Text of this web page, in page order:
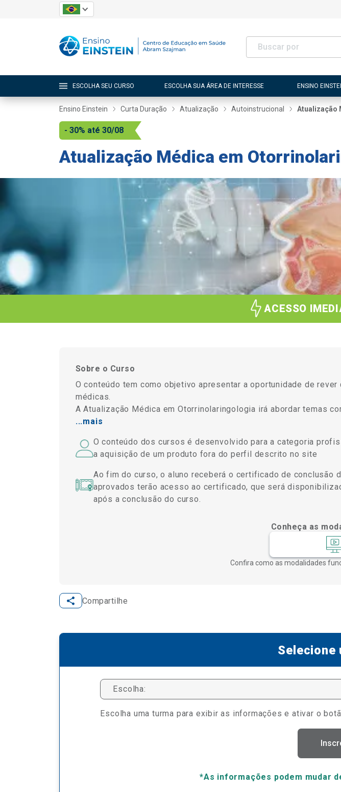
ESCOLHA SEU CURSO ESCOLHA SUA ÁREA DE INTERESSE ENSINO
Ensino Einstein Curta Duração Atualização Autoinstrucional Atualização
- 30% até 30/08
Atualização Médica em
ACESSO
Sobre o Curso
O conteúdo tem como objetivo apresentar a oportunidade de
médicas.
A Atualização Médica em Otorrinolaringologia irá abordar temas
...mais
O conteúdo dos cursos é desenvolvido para a categoria
a aquisição de um produto fora do perfil descrito no site
Ao fim do curso, o aluno receberá o certificado de conclusão
aprovados terão acesso ao certificado, que será
após a conclusão do curso.
Conheça as
Confira como as modalidades
Compartilhe
Selecione
Escolha:
Escolha uma turma para exibir as informações e ativar o
*As informações podem mudar